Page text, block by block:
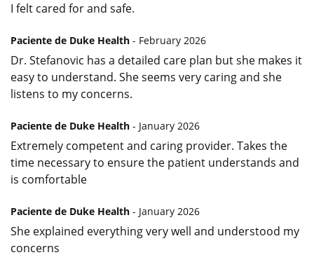
I felt cared for and safe.
Paciente de Duke Health - February 2026
Dr. Stefanovic has a detailed care plan but she makes it
easy to understand. She seems very caring and she
listens to my concerns.
Paciente de Duke Health - January 2026
Extremely competent and caring provider. Takes the
time necessary to ensure the patient understands and
is comfortable
Paciente de Duke Health - January 2026
She explained everything very well and understood my
concerns